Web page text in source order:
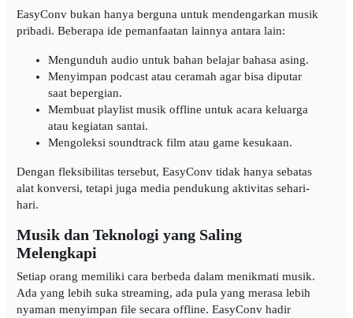
EasyConv bukan hanya berguna untuk mendengarkan musik
pribadi. Beberapa ide pemanfaatan lainnya antara lain:
Mengunduh audio untuk bahan belajar bahasa asing.
Menyimpan podcast atau ceramah agar bisa diputar
saat bepergian.
Membuat playlist musik offline untuk acara keluarga
atau kegiatan santai.
Mengoleksi soundtrack film atau game kesukaan.
Dengan fleksibilitas tersebut, EasyConv tidak hanya sebatas
alat konversi, tetapi juga media pendukung aktivitas sehari-
hari.
Musik dan Teknologi yang Saling
Melengkapi
Setiap orang memiliki cara berbeda dalam menikmati musik.
Ada yang lebih suka streaming, ada pula yang merasa lebih
nyaman menyimpan file secara offline. EasyConv hadir